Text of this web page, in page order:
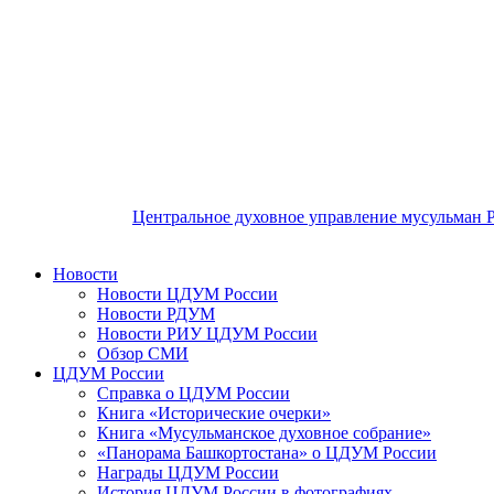
Центральное духовное управление мусульман
Новости
Новости ЦДУМ России
Новости РДУМ
Новости РИУ ЦДУМ России
Обзор СМИ
ЦДУМ России
Справка о ЦДУМ России
Книга «Исторические очерки»
Книга «Мусульманское духовное собрание»
«Панорама Башкортостана» о ЦДУМ России
Награды ЦДУМ России